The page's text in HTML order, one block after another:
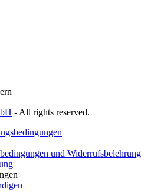
- All rights reserved.
und Widerrufsbelehrung